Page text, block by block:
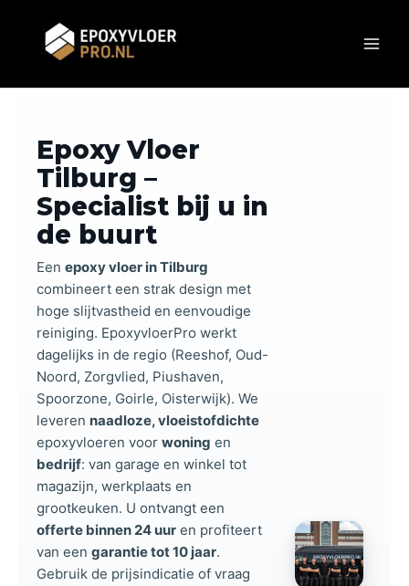
Epoxy Vloer
Tilburg –
Specialist bij u in
de buurt
Een epoxy vloer in Tilburg
combineert een strak design met
hoge slijtvastheid en eenvoudige
reiniging. EpoxyvloerPro werkt
dagelijks in de regio (Reeshof, Oud-
Noord, Zorgvlied, Piushaven,
Spoorzone, Goirle, Oisterwijk). We
leveren naadloze, vloeistofdichte
epoxyvloeren voor woning en
bedrijf: van garage en winkel tot
magazijn, werkplaats en
grootkeuken. U ontvangt een
offerte binnen 24 uur en profiteert
van een garantie tot 10 jaar.
Gebruik de prijsindicatie of vraag